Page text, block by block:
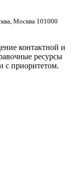
Москва 101000
контактной и
ресурсы
с приоритетом.